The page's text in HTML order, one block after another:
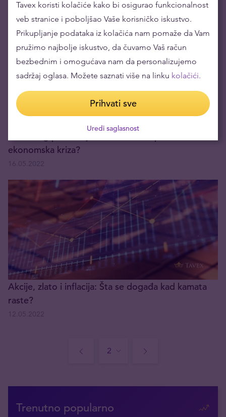
20.05.2022
Da li zbog povećanja kamate u Evropu dolazi
ekonomska kriza?
Akcije, zlato i inflacija: Šta se događa kad kamata
raste?
Trenutno popularno
Tavex koristi kolačiće kako bi osigurao funkcionalnost
veb stranice i poboljšao Vaše korisničko iskustvo.
Prikupljanje podataka iz kolačića nam pomaže da Vam
pružimo najbolje iskustvo, da čuvamo Vaš račun
bezbednim i omogućava nam da personalizujemo
sadržaj oglasa. Možete saznati više na linku kolačići.
Prihvati sve
Uredi saglasnost